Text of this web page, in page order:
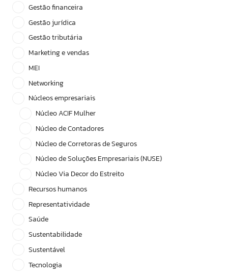
Gestão financeira
Gestão jurídica
Gestão tributária
Marketing e vendas
MEI
Networking
Núcleos empresariais
Núcleo ACIF Mulher
Núcleo de Contadores
Núcleo de Corretoras de Seguros
Núcleo de Soluções Empresariais (NUSE)
Núcleo Via Decor do Estreito
Recursos humanos
Representatividade
Saúde
Sustentabilidade
Sustentável
Tecnologia